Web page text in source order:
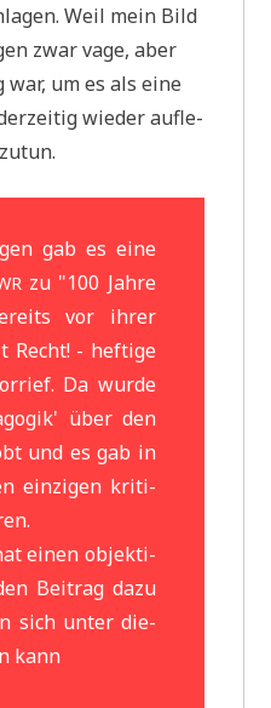
Weil mein Bild
zwar vage, aber
war, um es als eine
wie­der auf­le­
gab es eine
zu "100 Jah­re
vor ihrer
Recht! - hef­ti­ge
Da wur­de
über den
und es gab in
ein­zi­gen kri­ti­
einen objek­ti­
Bei­trag dazu
sich unter die­
kann